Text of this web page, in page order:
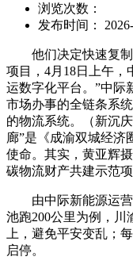
浏览次数：
发布时间：
他们决定快速复制
项目，4月18日上午，
运数字化平台。”中际
市场办事的全链条系
的物流系统。（新沉
廊”是《成渝双城经济
使命。其实，黄亚辉
碳物流财产共建示范项
由中际新能源运营
池跑200公里为例，川
上，避免平安变乱；
启停。